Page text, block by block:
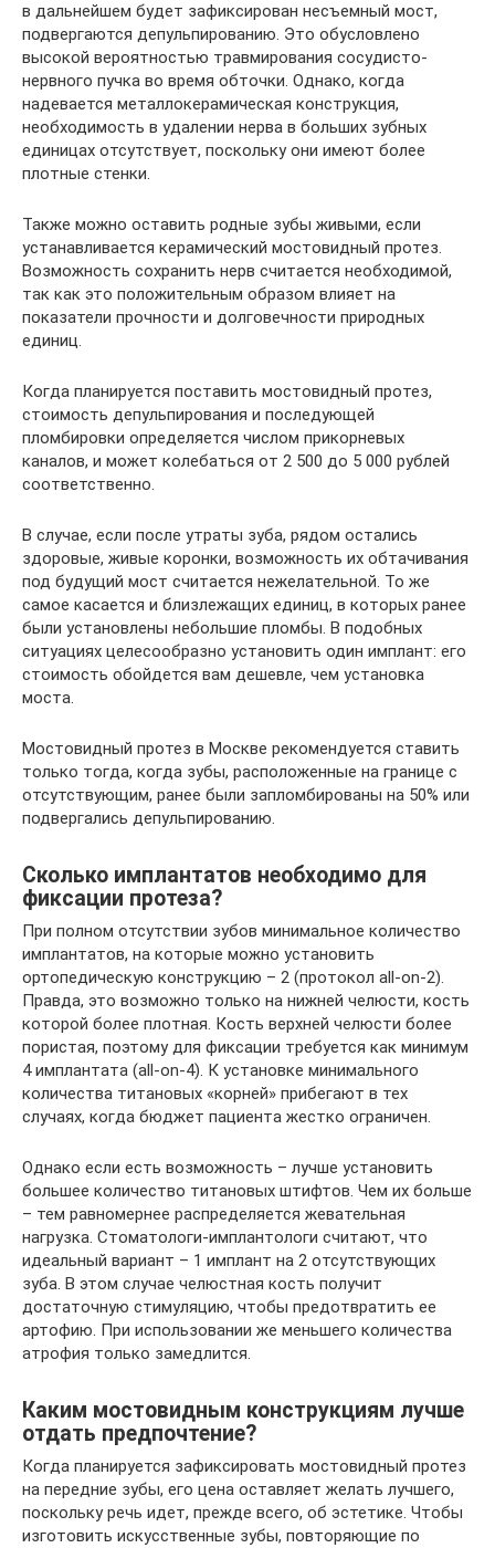
в дальнейшем будет зафиксирован несъемный мост,
подвергаются депульпированию. Это обусловлено
высокой вероятностью травмирования сосудисто-
нервного пучка во время обточки. Однако, когда
надевается металлокерамическая конструкция,
необходимость в удалении нерва в больших зубных
единицах отсутствует, поскольку они имеют более
плотные стенки.
Также можно оставить родные зубы живыми, если
устанавливается керамический мостовидный протез.
Возможность сохранить нерв считается необходимой,
так как это положительным образом влияет на
показатели прочности и долговечности природных
единиц.
Когда планируется поставить мостовидный протез,
стоимость депульпирования и последующей
пломбировки определяется числом прикорневых
каналов, и может колебаться от 2 500 до 5 000 рублей
соответственно.
В случае, если после утраты зуба, рядом остались
здоровые, живые коронки, возможность их обтачивания
под будущий мост считается нежелательной. То же
самое касается и близлежащих единиц, в которых ранее
были установлены небольшие пломбы. В подобных
ситуациях целесообразно установить один имплант: его
стоимость обойдется вам дешевле, чем установка
моста.
Мостовидный протез в Москве рекомендуется ставить
только тогда, когда зубы, расположенные на границе с
отсутствующим, ранее были запломбированы на 50% или
подвергались депульпированию.
Сколько имплантатов необходимо для
фиксации протеза?
При полном отсутствии зубов минимальное количество
имплантатов, на которые можно установить
ортопедическую конструкцию – 2 (протокол all-on-2).
Правда, это возможно только на нижней челюсти, кость
которой более плотная. Кость верхней челюсти более
пористая, поэтому для фиксации требуется как минимум
4 имплантата (all-on-4). К установке минимального
количества титановых «корней» прибегают в тех
случаях, когда бюджет пациента жестко ограничен.
Однако если есть возможность – лучше установить
большее количество титановых штифтов. Чем их больше
– тем равномернее распределяется жевательная
нагрузка. Стоматологи-имплантологи считают, что
идеальный вариант – 1 имплант на 2 отсутствующих
зуба. В этом случае челюстная кость получит
достаточную стимуляцию, чтобы предотвратить ее
артофию. При использовании же меньшего количества
атрофия только замедлится.
Каким мостовидным конструкциям лучше
отдать предпочтение?
Когда планируется зафиксировать мостовидный протез
на передние зубы, его цена оставляет желать лучшего,
поскольку речь идет, прежде всего, об эстетике. Чтобы
изготовить искусственные зубы, повторяющие по